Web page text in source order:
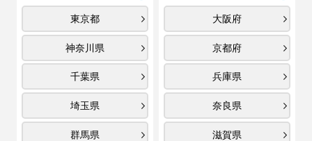
東京都
神奈川県
千葉県
埼玉県
群馬県
大阪府
京都府
兵庫県
奈良県
滋賀県